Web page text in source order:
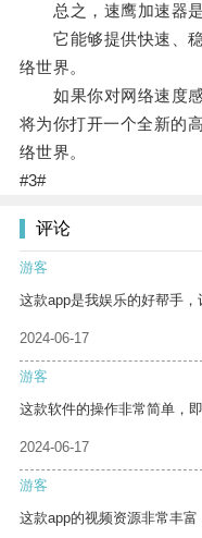
总之，速鹰加速器是
它能够提供快速、稳
络世界。
如果你对网络速度感
将为你打开一个全新的
络世界。
#3#
评论
游客
这款app是我娱乐的好帮手，
2024-06-17
游客
这款软件的操作非常简单，
2024-06-17
游客
这款app的视频资源非常丰富